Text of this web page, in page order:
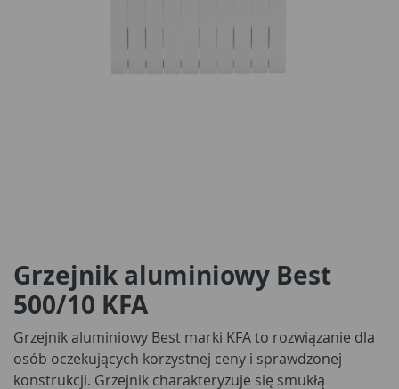
Grzejnik aluminiowy Best
500/10 KFA
Grzejnik aluminiowy Best marki KFA to rozwiązanie dla
osób oczekujących korzystnej ceny i sprawdzonej
konstrukcji. Grzejnik charakteryzuje się smukłą